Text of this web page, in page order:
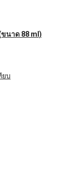
ขนาด 88 ml)
ยบ